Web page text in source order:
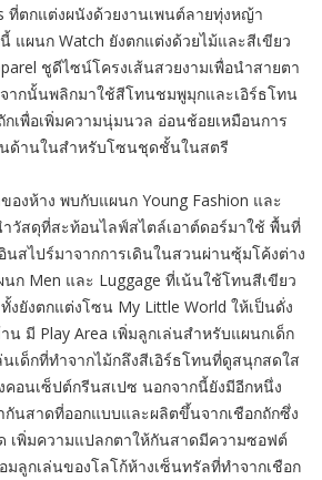
ที่ตกแต่งผนังด้วยงานเพนต์ลายทุ่งหญ้า
แผนก Watch ยังตกแต่งด้วยไม้และสีเขียว
ชูดีไซน์โครงเส้นสวยงามเพื่อนำสายตา
จากนั้นพลิกมาใช้สีโทนชมพูมุกและเอิร์ธโทน
เพื่อเพิ่มความนุ่มนวล อ่อนช้อยเหมือนการ
ด้านในสำหรับโซนชุดชั้นในสตรี
งห้าง พบกับแผนก Young Fashion และ
วัสดุที่สะท้อนไลฟ์สไตล์เอาต์ดอร์มาใช้ พื้นที่
นสไปร์มาจากการเดินในสวนผ่านซุ้มโค้งต่าง
นก Men และ Luggage ที่เน้นใช้โทนสีเขียว
งยังตกแต่งโซน My Little World ให้เป็นดั่ง
น มี Play Area เพิ่มลูกเล่นสำหรับแผนกเด็ก
เด็กที่ทำจากไม้กลึงสีเอิร์ธโทนที่ดูสนุกสดใส
คอนเซ็ปต์กรีนสเปซ นอกจากนี้ยังมีอีกหนึ่ง
กันสาดที่ออกแบบและผลิตขึ้นจากเชือกถักซึ่ง
เพิ่มความแปลกตาให้กันสาดมีความซอฟต์
ลูกเล่นของโลโก้ห้างเซ็นทรัลที่ทำจากเชือก